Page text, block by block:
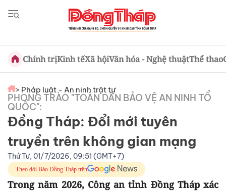
Chính trịKinh tếXã hộiVăn hóa - Nghệ thuậtThể thao
> Pháp luật - An ninh trật tự
PHONG TRÀO "TOÀN DÂN BẢO VỆ AN NINH TỔ
QUỐC":
Đồng Tháp: Đổi mới tuyên
truyền trên không gian mạng
Thứ Tư, 01/7/2026, 09:51 (GMT+7)
Theo dõi Báo Đồng Tháp trên
Trong năm 2026, Công an tỉnh Đồng Tháp xác